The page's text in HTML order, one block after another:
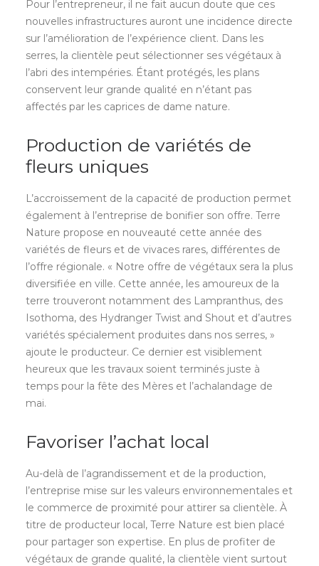
Pour l’entrepreneur, il ne fait aucun doute que ces
nouvelles infrastructures auront une incidence directe
sur l’amélioration de l’expérience client. Dans les
serres, la clientèle peut sélectionner ses végétaux à
l’abri des intempéries. Étant protégés, les plans
conservent leur grande qualité en n’étant pas
affectés par les caprices de dame nature.
Production de variétés de
fleurs uniques
L’accroissement de la capacité de production permet
également à l’entreprise de bonifier son offre. Terre
Nature propose en nouveauté cette année des
variétés de fleurs et de vivaces rares, différentes de
l’offre régionale. « Notre offre de végétaux sera la plus
diversifiée en ville. Cette année, les amoureux de la
terre trouveront notamment des Lampranthus, des
Isothoma, des Hydranger Twist and Shout et d’autres
variétés spécialement produites dans nos serres, »
ajoute le producteur. Ce dernier est visiblement
heureux que les travaux soient terminés juste à
temps pour la fête des Mères et l’achalandage de
mai.
Favoriser l’achat local
Au-delà de l’agrandissement et de la production,
l’entreprise mise sur les valeurs environnementales et
le commerce de proximité pour attirer sa clientèle. À
titre de producteur local, Terre Nature est bien placé
pour partager son expertise. En plus de profiter de
végétaux de grande qualité, la clientèle vient surtout